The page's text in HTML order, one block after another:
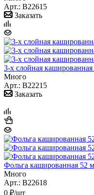
Арт.: B22615
Заказать
3-х слойная
Много
Арт.: B22215
Заказать
Фольга кашированная 52
Много
Арт.: B22618
0 ₽/шт